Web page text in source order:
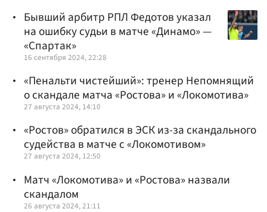
Бывший арбитр РПЛ Федотов указал
на ошибку судьи в матче «Динамо» —
«Спартак»
16 сентября 2024, 22:28
«Пенальти чистейший»: тренер Непомнящий
о скандале матча «Ростова» и «Локомотива»
27 августа 2024, 14:10
«Ростов» обратился в ЭСК из-за скандального
судейства в матче с «Локомотивом»
27 августа 2024, 12:50
Матч «Локомотива» и «Ростова» назвали
скандалом
26 августа 2024, 21:11